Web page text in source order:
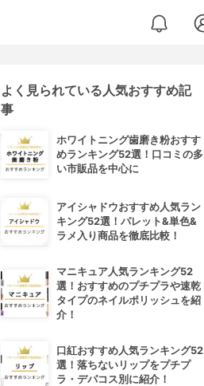
よく見られている人気おすすめ記
事
ホワイトニング歯磨き粉おすす
めランキング52選！口コミの多
い市販品を中心に
アイシャドウおすすめ人気ラン
キング52選！パレット&単色&
ラメ入り商品を徹底比較！
マニキュア人気ランキング52
選！おすすめのプチプラや速乾
タイプのネイルポリッシュを紹
介！
口紅おすすめ人気ランキング52
選！落ちないリップをプチプ
ラ・デパコス別に紹介！